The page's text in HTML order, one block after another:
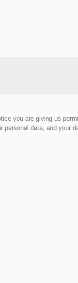
you are giving us
personal data, and your